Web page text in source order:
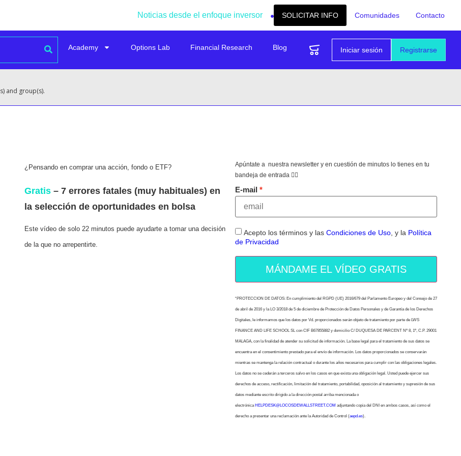
Noticias desde el enfoque inversor SOLICITAR INFO Comunidades Contacto
Registrarse
Iniciar sesión
Academy Options Lab Financial Research Blog
and group(s).
¿Pensando en comprar una acción, fondo o ETF?
Gratis– 7 errores fatales (muy habituales) en
la selección de oportunidades en bolsa
Este vídeo de solo 22 minutos puede ayudarte a tomar una decisión
de la que no arrepentirte.
Apúntate a nuestra newsletter y en cuestión de minutos lo tienes en tu
bandeja de entrada 👇🏻
E-mail
Acepto los términos y las Condiciones de Uso, y la Política
de Privacidad
MÁNDAME EL VÍDEO GRATIS
“PROTECCION DE DATOS: En cumplimiento del RGPD (UE) 2016/679 del Parlamento Europeo y del Consejo de 27
de abril de 2016 y la LO 3/2018 de 5 de diciembre de Protección de Datos Personales y de Garantía de los Derechos
Digitales, le informamos que los datos por Vd. proporcionados serán objeto de tratamiento por parte de LWS
FINANCE AND LIFE SCHOOL SL con CIF B67855882 y domicilio C/ DUQUESA DE PARCENT Nº 8, 1º, C.P. 29001
MALAGA, con la finalidad de atender su solicitud de información. La base legal para el tratamiento de sus datos se
encuentra en el consentimiento prestado para el envío de información. Los datos proporcionados se conservarán
mientras se mantenga la relación contractual o durante los años necesarios para cumplir con las obligaciones legales.
Los datos no se cederán a terceros salvo en los casos en que exista una obligación legal. Usted puede ejercer sus
derechos de acceso, rectificación, limitación del tratamiento, portabilidad, oposición al tratamiento y supresión de sus
datos mediante escrito dirigido a la dirección postal arriba mencionada o
electrónica HELPDESK@LOCOSDEWALLSTREET.COM adjuntando copia del DNI en ambos casos, así como el
derecho a presentar una reclamación ante la Autoridad de Control (aepd.es).